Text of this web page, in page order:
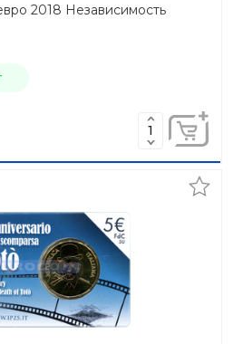
2018 Независимость